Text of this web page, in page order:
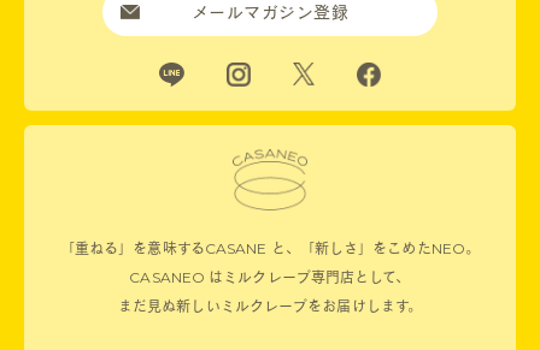
メールマガジン登録
「重ねる」を意味するCASANE と、「新しさ」をこめたNEO。
CASANEO はミルクレープ専門店として、
まだ見ぬ新しいミルクレープをお届けします。